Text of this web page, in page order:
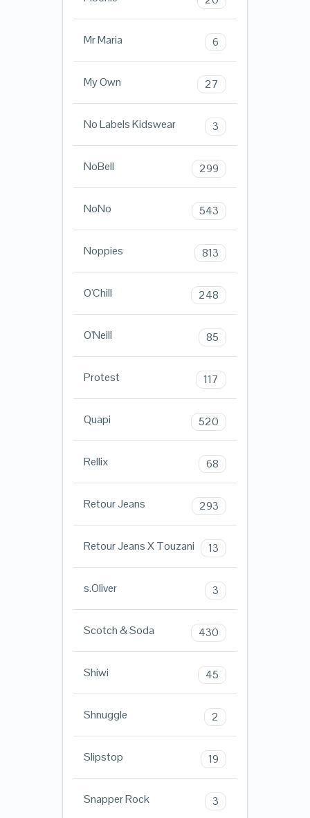
Mr Maria 6
My Own 27
No Labels Kidswear 3
NoBell 299
NoNo 543
Noppies 813
O'Chill 248
O'Neill 85
Protest 117
Quapi 520
Rellix 68
Retour Jeans 293
Retour Jeans X Touzani 13
s.Oliver 3
Scotch & Soda 430
Shiwi 45
Shnuggle 2
Slipstop 19
Snapper Rock 3